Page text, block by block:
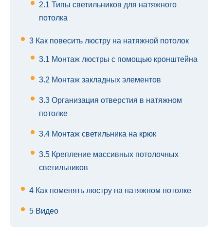
2.1 Типы светильников для натяжного
потолка
3 Как повесить люстру на натяжной потолок
3.1 Монтаж люстры с помощью кронштейна
3.2 Монтаж закладных элементов
3.3 Организация отверстия в натяжном
потолке
3.4 Монтаж светильника на крюк
3.5 Крепление массивных потолочных
светильников
4 Как поменять люстру на натяжном потолке
5 Видео